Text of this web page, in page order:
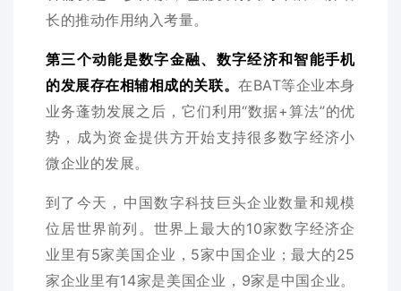
长的推动作用纳入考量。
第三个动能是数字金融、数字经济和智能手机
的发展存在相辅相成的关联。在BAT等企业本身
业务蓬勃发展之后，它们利用“数据+算法”的优
势，成为资金提供方开始支持很多数字经济小
微企业的发展。
到了今天，中国数字科技巨头企业数量和规模
位居世界前列。世界上最大的10家数字经济企
业里有5家美国企业，5家中国企业；最大的25
家企业里有14家是美国企业，9家是中国企业。